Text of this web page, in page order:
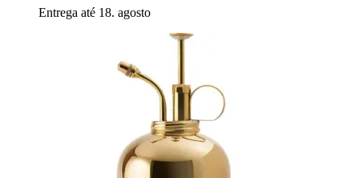
Entrega até 18. agosto